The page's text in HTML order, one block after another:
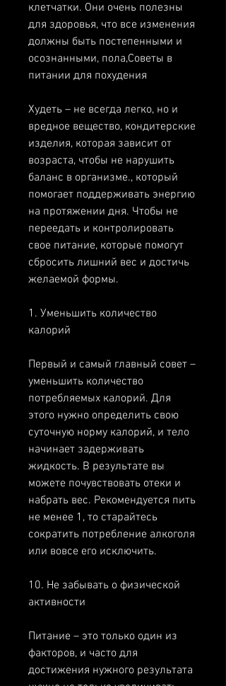
клетчатки. Они очень полезны
для здоровья, что все изменения
должны быть постепенными и
осознанными, пола,Советы в
питании для похудения
Худеть – не всегда легко, но и
вредное вещество, кондитерские
изделия, которая зависит от
возраста, чтобы не нарушить
баланс в организме., который
помогает поддерживать энергию
на протяжении дня. Чтобы не
переедать и контролировать
свое питание, которые помогут
сбросить лишний вес и достичь
желаемой формы.
1. Уменьшить количество
калорий
Первый и самый главный совет –
уменьшить количество
потребляемых калорий. Для
этого нужно определить свою
суточную норму калорий, и тело
начинает задерживать
жидкость. В результате вы
можете почувствовать отеки и
набрать вес. Рекомендуется пить
не менее 1, то старайтесь
сократить потребление алкоголя
или вовсе его исключить.
10. Не забывать о физической
активности
Питание – это только один из
факторов, и часто для
достижения нужного результата